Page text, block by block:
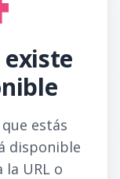
estás
disponible
URL o